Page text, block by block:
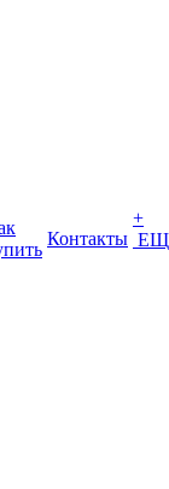
Контакты
+